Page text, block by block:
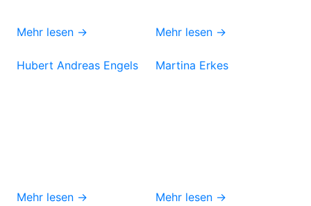
Mehr lesen → Mehr lesen →
Hubert Andreas Engels
Mehr lesen →
Martina Erkes
Mehr lesen →